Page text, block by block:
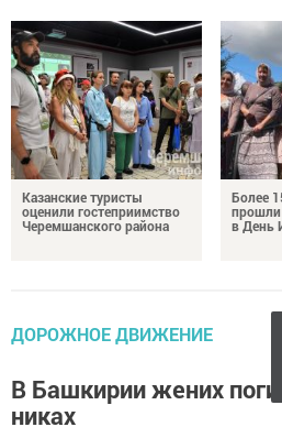
Казанские туристы
оценили гостеприимство
Черемшанского района
Более
в День
ДОРОЖНОЕ ДВИЖЕНИЕ
В Башкирии жених
никах